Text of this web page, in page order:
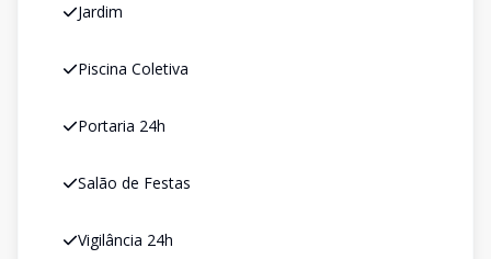
Jardim
Piscina Coletiva
Portaria 24h
Salão de Festas
Vigilância 24h